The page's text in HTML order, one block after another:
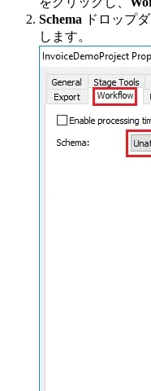
Schema ドロップ
します。